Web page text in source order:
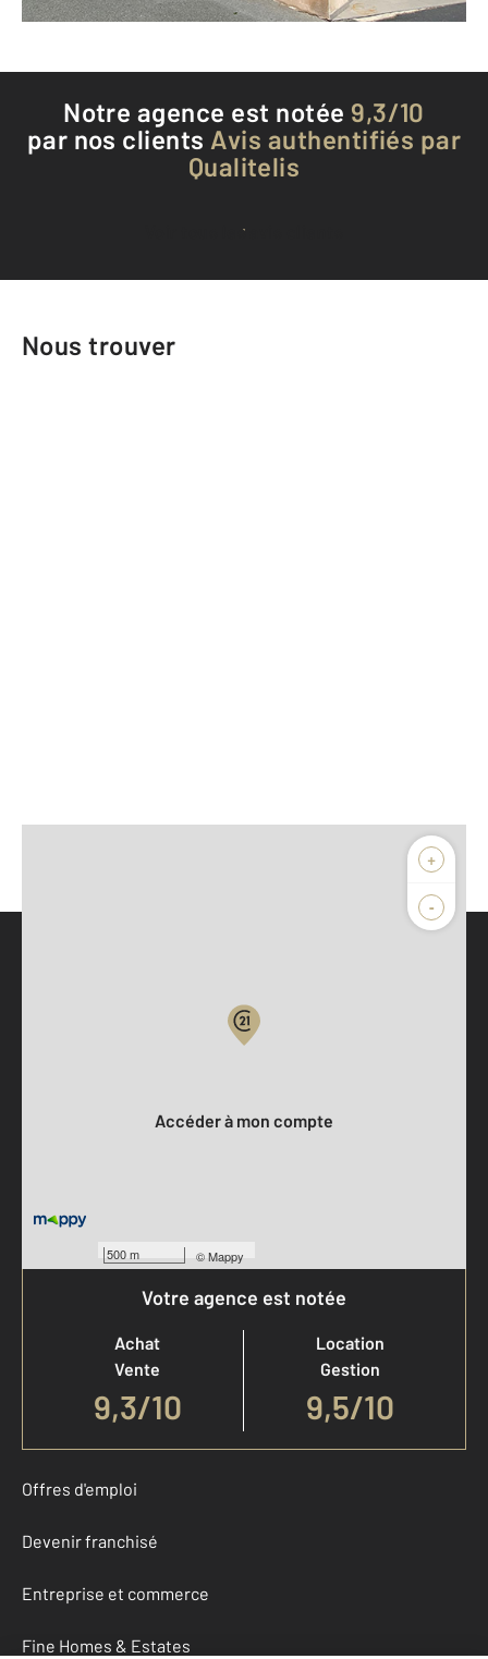
Téléphoner à l'agence
Notre agence est notée 9,3/10
par nos clients Avis authentifiés par
Qualitelis
Voir tous les avis clients
Nous trouver
+
-
500 m ©Mappy
Accéder à mon compte
Votre agence est notée
Achat
Vente
9,3/10
Location
Gestion
9,5/10
Offres d'emploi
Devenir franchisé
Entreprise et commerce
Fine Homes & Estates